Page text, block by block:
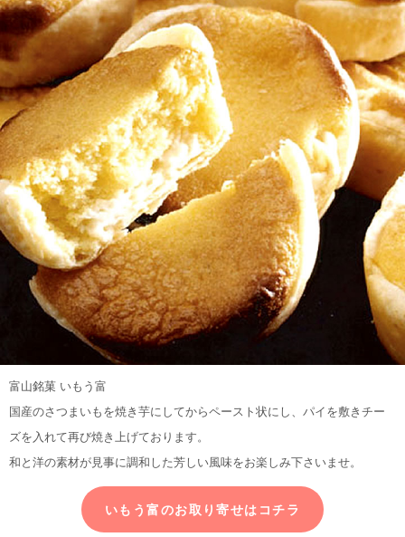
富山銘菓 いもう富
国産のさつまいもを焼き芋にしてからペースト状にし、パイを敷きチー
ズを入れて再び焼き上げております。
和と洋の素材が見事に調和した芳しい風味をお楽しみ下さいませ。
いもう富のお取り寄せはコチラ